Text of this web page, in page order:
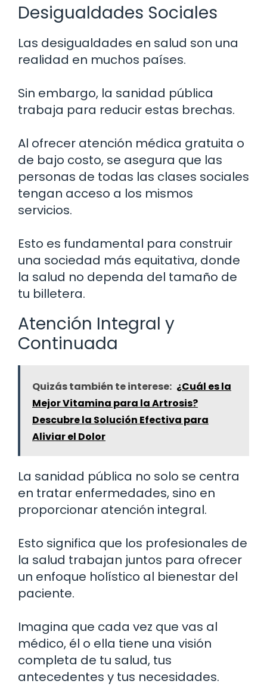
Desigualdades Sociales
Las desigualdades en salud son una
realidad en muchos países.
Sin embargo, la sanidad pública
trabaja para reducir estas brechas.
Al ofrecer atención médica gratuita o
de bajo costo, se asegura que las
personas de todas las clases sociales
tengan acceso a los mismos
servicios.
Esto es fundamental para construir
una sociedad más equitativa, donde
la salud no dependa del tamaño de
tu billetera.
Atención Integral y
Continuada
Quizás también te interese: ¿Cuál es la
Mejor Vitamina para la Artrosis?
Descubre la Solución Efectiva para
Aliviar el Dolor
La sanidad pública no solo se centra
en tratar enfermedades, sino en
proporcionar atención integral.
Esto significa que los profesionales de
la salud trabajan juntos para ofrecer
un enfoque holístico al bienestar del
paciente.
Imagina que cada vez que vas al
médico, él o ella tiene una visión
completa de tu salud, tus
antecedentes y tus necesidades.